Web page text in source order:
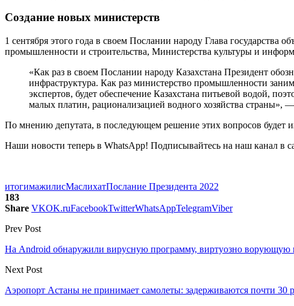
Создание новых министерств
1 сентября этого года в своем Послании народу Глава
промышленности и строительства, Министерства культуры и
«Как раз в своем Послании народу Казахстана Президент
инфраструктура. Как раз министерство промышленности
экспертов, будет обеспечение Казахстана питьевой водой,
малых платин, рационализацией водного хозяйства страны»,
По мнению депутата, в последующем решение этих вопросов будет
Наши новости теперь в WhatsApp! Подписывайтесь на наш канал в
итогимажилисМаслихатПослание Президента 2022
183
Share VKOK.ruFacebookTwitterWhatsAppTelegramViber
Prev Post
На Android обнаружили вирусную программу, виртуозно ворующую
Next Post
Аэропорт Астаны не принимает самолеты: задерживаются почти 30